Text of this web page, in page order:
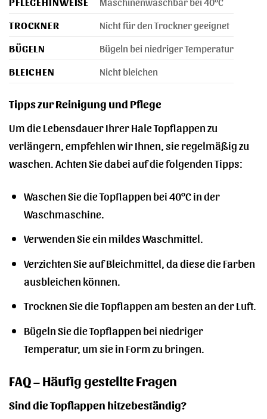
TROCKNER
Nicht für den Trockner geeignet
BÜGELN
Bügeln bei niedriger Temperatur
BLEICHEN
Nicht bleichen
Tipps zur Reinigung und Pflege
Um die Lebensdauer Ihrer Hale Topflappen zu
verlängern, empfehlen wir Ihnen, sie regelmäßig zu
waschen. Achten Sie dabei auf die folgenden Tipps:
Waschen Sie die Topflappen bei 40°C in der
Waschmaschine.
Verwenden Sie ein mildes Waschmittel.
Verzichten Sie auf Bleichmittel, da diese die Farben
ausbleichen können.
Trocknen Sie die Topflappen am besten an der Luft.
Bügeln Sie die Topflappen bei niedriger
Temperatur, um sie in Form zu bringen.
FAQ – Häufig gestellte Fragen
Sind die Topflappen hitzebeständig?